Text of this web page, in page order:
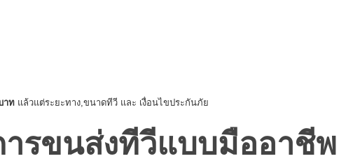
าท แล้วแต่ระยะทาง,ขนาดทีวี และ เงื่อนไขประกันภัย
รขนส่งทีวีแบบมืออาชีพ